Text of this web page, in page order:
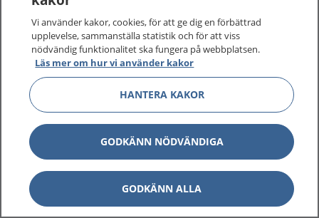
Vi använder kakor, cookies, för att ge dig en förbättrad
upplevelse, sammanställa statistik och för att viss
nödvändig funktionalitet ska fungera på webbplatsen.
Läs mer om hur vi använder kakor
HANTERA KAKOR
GODKÄNN NÖDVÄNDIGA
GODKÄNN ALLA